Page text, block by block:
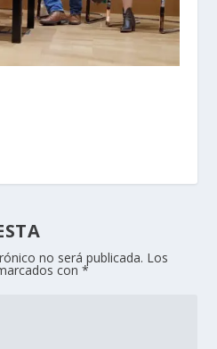
no será publicada. Los
con*